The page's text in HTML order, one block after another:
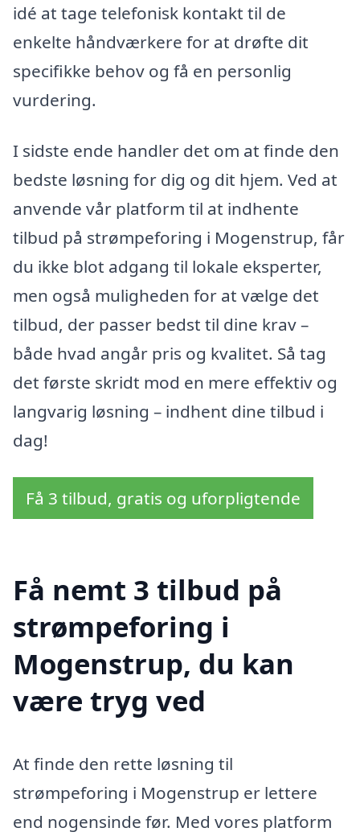
idé at tage telefonisk kontakt til de
enkelte håndværkere for at drøfte dit
specifikke behov og få en personlig
vurdering.
I sidste ende handler det om at finde den
bedste løsning for dig og dit hjem. Ved at
anvende vår platform til at indhente
tilbud på strømpeforing i Mogenstrup, får
du ikke blot adgang til lokale eksperter,
men også muligheden for at vælge det
tilbud, der passer bedst til dine krav –
både hvad angår pris og kvalitet. Så tag
det første skridt mod en mere effektiv og
langvarig løsning – indhent dine tilbud i
dag!
Få 3 tilbud, gratis og uforpligtende
Få nemt 3 tilbud på
strømpeforing i
Mogenstrup, du kan
være tryg ved
At finde den rette løsning til
strømpeforing i Mogenstrup er lettere
end nogensinde før. Med vores platform